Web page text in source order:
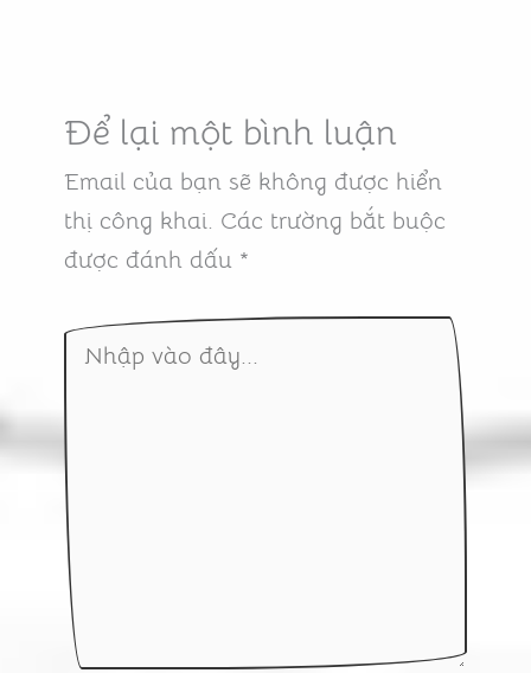
Để lại một bình luận
Email của bạn sẽ không được hiển
thị công khai. Các trường bắt buộc
được đánh dấu *
Nhập
vào
đây...